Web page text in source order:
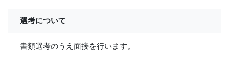
選考について
書類選考のうえ面接を行います。